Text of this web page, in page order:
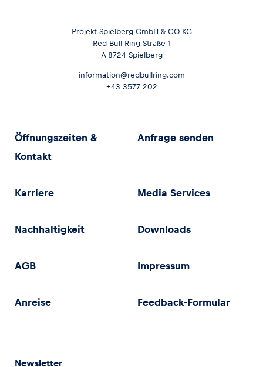
Projekt Spielberg GmbH & CO KG
Red Bull Ring Straße 1
A-8724 Spielberg
information@redbullring.com
+43 3577 202
Öffnungszeiten &
Kontakt
Anfrage senden
Karriere Media Services
Nachhaltigkeit Downloads
AGB Impressum
Anreise Feedback-Formular
Newsletter